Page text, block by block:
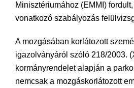
Minisztériumához (EMMI)
vonatkozó szabályozás
A mozgásában korlátozott
igazolványáról szóló 218/2003.
kormányrendelet alapján a
nemcsak a mozgáskorlátozott